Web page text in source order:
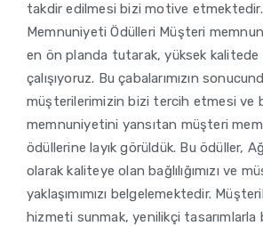
takdir edilmesi bizi motive
Memnuniyeti Ödülleri Müşteri
en ön planda tutarak, yüksek kalitede
çalışıyoruz. Bu çabalarımızın
müşterilerimizin bizi tercih etmesi ve
memnuniyetini yansıtan müşteri
ödüllerine layık görüldük. Bu ödüller,
olarak kaliteye olan bağlılığımızı ve
yaklaşımımızı belgelemektedir.
hizmeti sunmak, yenilikçi tasarımlarla